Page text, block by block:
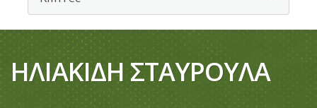
ΗΛΙΑΚΙΔΗ ΣΤΑΥΡΟΥΛΑ